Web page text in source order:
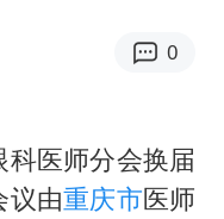
女子网购名牌包发现是自己丢的那只
全体市民书》
短剧已下架
0
医师分会换届
议由重庆市医师